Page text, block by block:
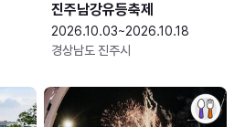
진주남강유등축제
2026.10.03~2026.10.18
경상남도 진주시